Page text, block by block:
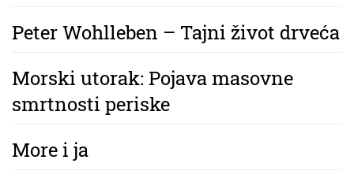
Peter Wohlleben – Tajni život drveća
Morski utorak: Pojava masovne
smrtnosti periske
More i ja